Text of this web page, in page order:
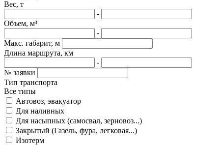
Вес, т
-
Объем, м³
-
Макс. габарит, м
Длина маршрута, км
-
№ заявки
Тип транспорта
Все типы
Автовоз, эвакуатор
Для наливных
Для насыпных (самосвал, зерновоз...)
Закрытый (Газель, фура, легковая...)
Изотерм